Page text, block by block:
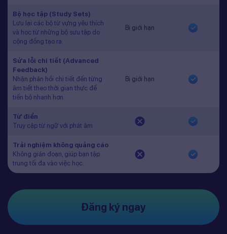
Bộ học tập (Study Sets)
Lưu lại các bộ từ vựng yêu thích
và học từ những bộ sưu tập do
cộng đồng tạo ra.
Bị giới hạn
Sửa lỗi chi tiết (Advanced
Feedback)
Nhận phản hồi chi tiết đến từng
âm tiết theo thời gian thực để
tiến bộ nhanh hơn.
Bị giới hạn
Từ điển
Truy cập từ ngữ với phát âm
Trải nghiệm không quảng cáo
Không gián đoạn, giúp bạn tập
trung tối đa vào việc học.
Đăng ký ngay